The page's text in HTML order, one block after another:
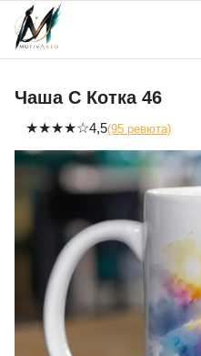
Skip
content
Чаша С Котка 46
★★★★☆4,5(95 ревюта)